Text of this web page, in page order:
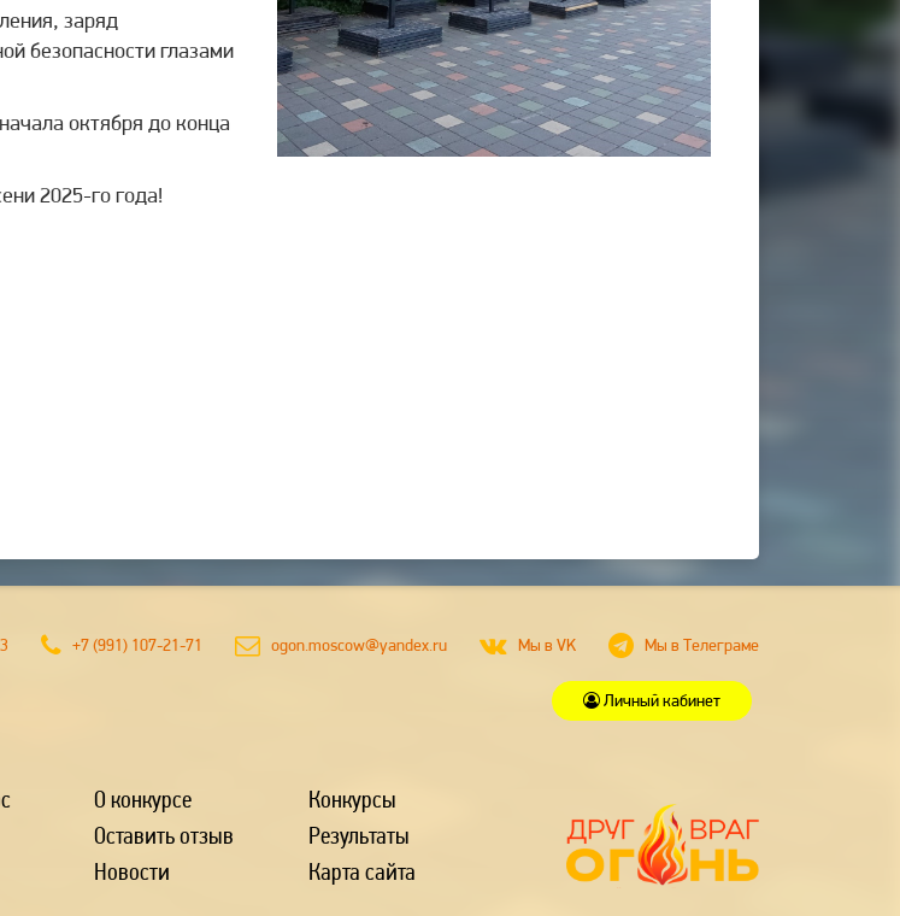
заряд
безопасности глазами
октября до конца
2025-го года!
33 +7 (991) 107-21-71 ogon.moscow@yandex.ru Мы в VK Мы в Телеграме
Личный кабинет
О конкурсе
Конкурсы
Оставить отзыв
Результаты
Новости Карта сайта